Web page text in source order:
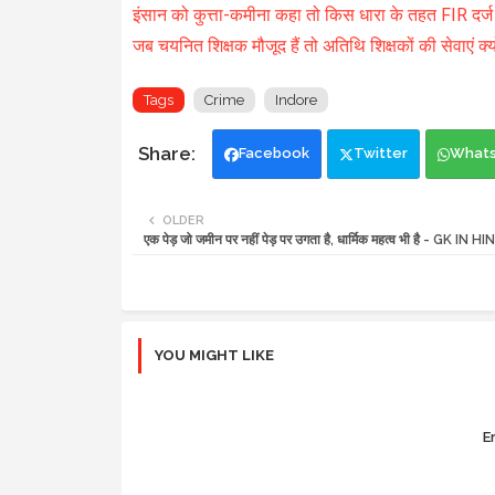
इंसान को कुत्ता-कमीना कहा तो किस धारा के तहत FIR दर्ज
जब चयनित शिक्षक मौजूद हैं तो अतिथि शिक्षकों की सेवाएं
Tags Crime Indore
Facebook Twitter
OLDER
एक पेड़ जो जमीन पर नहीं पेड़ पर उगता है, धार्मिक महत्व भी है - GK IN
YOU MIGHT LIKE